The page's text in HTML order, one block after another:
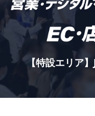
【特設エリア